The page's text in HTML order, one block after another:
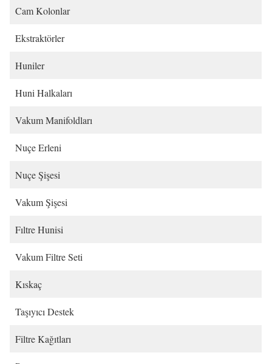
Cam Kolonlar
Ekstraktörler
Huniler
Huni Halkaları
Vakum Manifoldları
Nuçe Erleni
Nuçe Şişesi
Vakum Şişesi
Fıltre Hunisi
Vakum Filtre Seti
Kıskaç
Taşıyıcı Destek
Filtre Kağıtları